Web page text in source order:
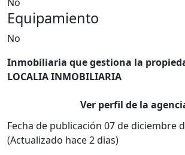
Equipamiento
No
Inmobiliaria que gestiona la
LOCALIA INMOBILIARIA
Ver perfil de la
Fecha de publicación 07 de diciembre
(Actualizado hace 2 dias)